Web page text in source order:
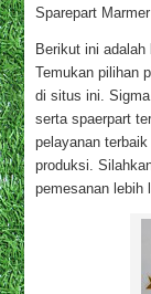
Sparepart
Berikut ini
Temukan pilihan
di situs ini.
serta spaerpart
pelayanan
produksi.
pemesanan lebih